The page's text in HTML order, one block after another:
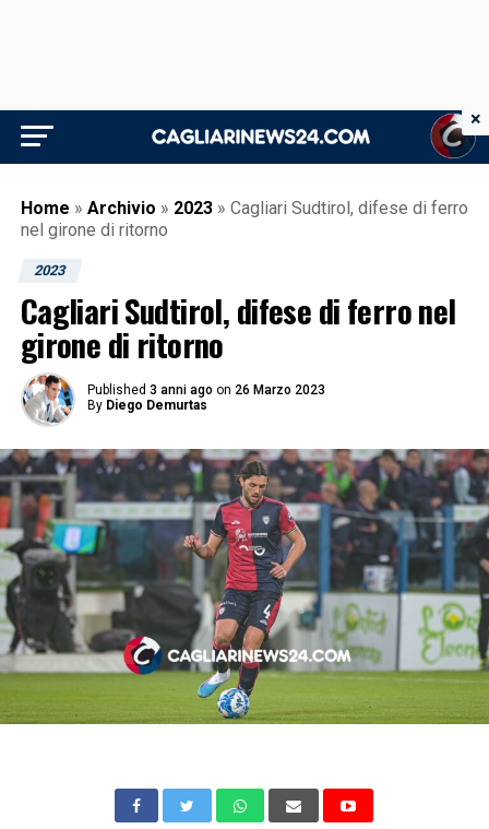
Home » Archivio » 2023 » Cagliari Sudtirol, difese di ferro
nel girone di ritorno
2023
Cagliari Sudtirol, difese di ferro nel
girone di ritorno
Published 3 anni ago on 26 Marzo 2023
By Diego Demurtas
×